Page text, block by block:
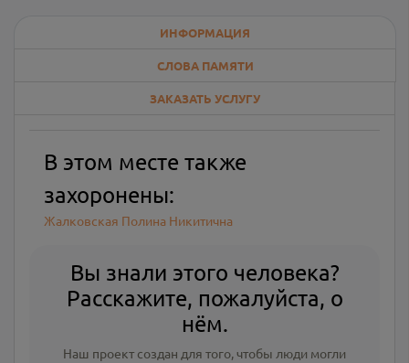
ИНФОРМАЦИЯ
СЛОВА ПАМЯТИ
ЗАКАЗАТЬ УСЛУГУ
В этом месте также
захоронены:
Жалковская Полина Никитична
Вы знали этого человека?
Расскажите, пожалуйста, о
нём.
Наш проект создан для того, чтобы люди могли